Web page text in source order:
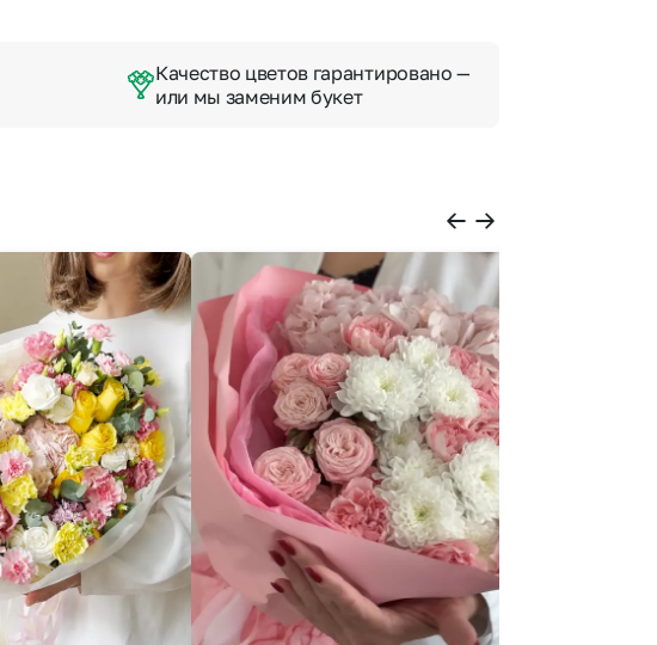
Качество цветов гарантировано —
или мы заменим букет